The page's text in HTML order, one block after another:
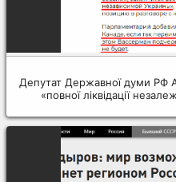
Депутат Державної думи РФ
«повної ліквідації